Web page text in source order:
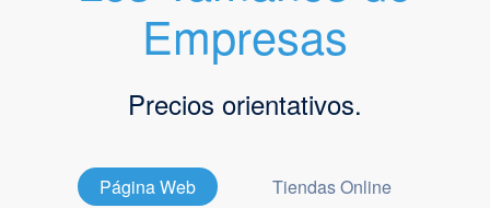
Empresas
Precios orientativos.
Página Web Tiendas Online